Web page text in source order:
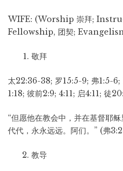
WIFE: (Worship 崇拜;
Fellowship, 团契;
敬拜
太22:36-38; 罗15:5-9; 弗1:5-6;
1:18; 彼前2:9; 4:11; 启4:11; 徒
“但愿他在教会中，并在基督耶
代代，永永远远。阿们。” (弗
教导